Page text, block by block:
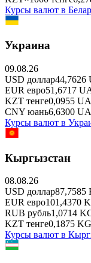
Курсы валют в
Украина
09.08.26
USD доллар44,7626
EUR евро51,6717
KZT тенге0,0955
CNY юань6,6300
Курсы валют в
Кыргызстан
08.08.26
USD доллар87,7585
EUR евро101,4370
RUB рубль1,0714
KZT тенге0,1875
Курсы валют в